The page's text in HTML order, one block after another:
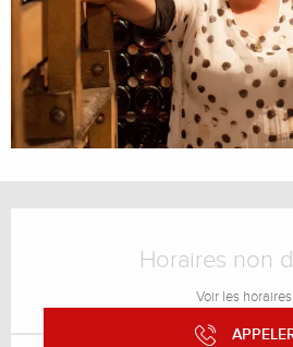
Horaires non
Voir les horaires